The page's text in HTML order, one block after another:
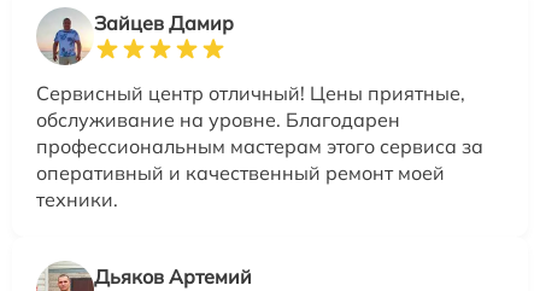
Зайцев Дамир
Сервисный центр отличный! Цены приятные,
обслуживание на уровне. Благодарен
профессиональным мастерам этого сервиса за
оперативный и качественный ремонт моей
техники.
Дьяков Артемий